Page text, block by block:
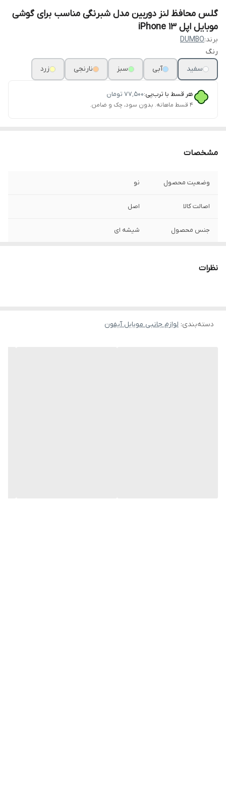
گلس محافظ لنز دوربین مدل شبرنگی مناسب برای گوشی
موبایل اپل iPhone 13
برند:DUMBO
رنگ
سفید
آبی سبز نارنجی زرد
هر قسط با ترب‌پی:۷۷٬۵۰۰ تومان
۴ قسط ماهانه. بدون سود، چک و ضامن.
مشخصات
وضعیت محصول نو
اصالت کالا اصل
جنس محصول شیشه ای
نظرات
دسته‌بندی: لوازم جانبی موبایل آیفون